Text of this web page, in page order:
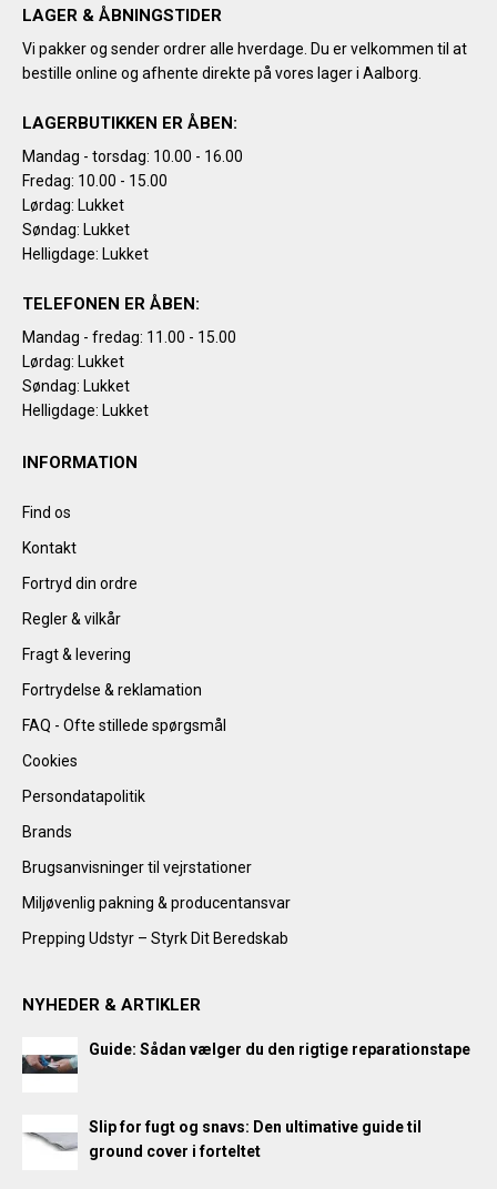
LAGER & ÅBNINGSTIDER
Vi pakker og sender ordrer alle hverdage. Du er velkommen til at
bestille online og afhente direkte på vores lager i Aalborg.
LAGERBUTIKKEN ER ÅBEN:
Mandag - torsdag: 10.00 - 16.00
Fredag: 10.00 - 15.00
Lørdag: Lukket
Søndag: Lukket
Helligdage: Lukket
TELEFONEN ER ÅBEN:
Mandag - fredag: 11.00 - 15.00
Lørdag: Lukket
Søndag: Lukket
Helligdage: Lukket
INFORMATION
Find os
Kontakt
Fortryd din ordre
Regler & vilkår
Fragt & levering
Fortrydelse & reklamation
FAQ - Ofte stillede spørgsmål
Cookies
Persondatapolitik
Brands
Brugsanvisninger til vejrstationer
Miljøvenlig pakning & producentansvar
Prepping Udstyr – Styrk Dit Beredskab
NYHEDER & ARTIKLER
Guide: Sådan vælger du den rigtige reparationstape
Slip for fugt og snavs: Den ultimative guide til
ground cover i forteltet